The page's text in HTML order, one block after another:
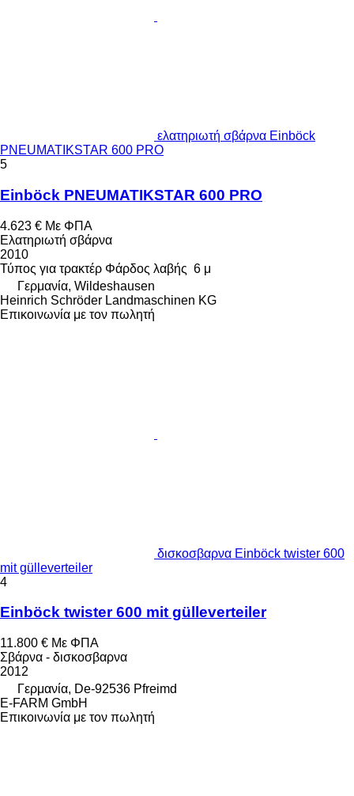
ελατηριωτή σβάρνα Einböck
PNEUMATIKSTAR 600 PRO
5
Einböck PNEUMATIKSTAR 600 PRO
4.623 € Με ΦΠΑ
Ελατηριωτή σβάρνα
2010
Τύπος για τρακτέρ Φάρδος λαβής 6 μ
Γερμανία, Wildeshausen
Heinrich Schröder Landmaschinen KG
Επικοινωνία με τον πωλητή
δισκοσβαρνα Einböck twister 600
mit gülleverteiler
4
Einböck twister 600 mit gülleverteiler
11.800 € Με ΦΠΑ
Σβάρνα - δισκοσβαρνα
2012
Γερμανία, De-92536 Pfreimd
E-FARM GmbH
Επικοινωνία με τον πωλητή